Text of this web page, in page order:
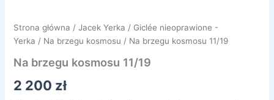
Strona główna /Jacek Yerka / Giclée nieoprawione -
Yerka / Na brzegu kosmosu / Na brzegu kosmosu 11/19
Na brzegu kosmosu 11/19
2 200 zł